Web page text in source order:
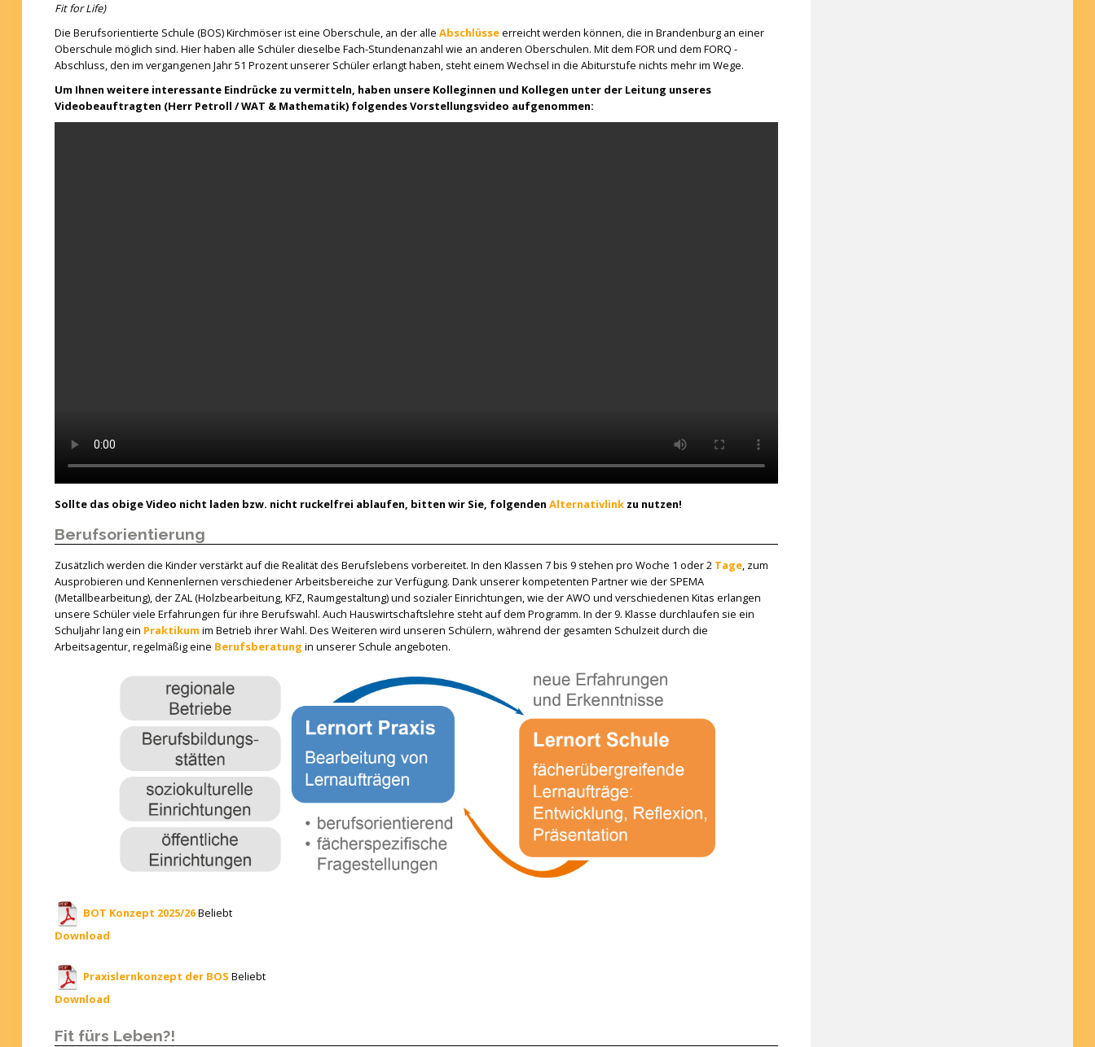
Fit for Life)
Die Berufsorientierte Schule (BOS) Kirchmöser ist eine Oberschule, an der alle Abschlüsseerreicht werden können, die in Brandenburg an einer
Oberschule möglich sind. Hier haben alle Schüler dieselbe Fach-Stundenanzahl wie an anderen Oberschulen. Mit dem FOR und dem FORQ -
Abschluss, den im vergangenen Jahr 51 Prozent unserer Schüler erlangt haben, steht einem Wechsel in die Abiturstufe nichts mehr im Wege.
Um Ihnen weitere interessante Eindrücke zu vermitteln, haben unsere Kolleginnen und Kollegen unter der Leitung unseres
Videobeauftragten (Herr Petroll / WAT & Mathematik) folgendes Vorstellungsvideo aufgenommen:
Sollte das obige Video nicht laden bzw. nicht ruckelfrei ablaufen, bitten wir Sie, folgenden Alternativlinkzu nutzen!
Berufsorientierung
Zusätzlich werden die Kinder verstärkt auf die Realität des Berufslebens vorbereitet. In den Klassen 7 bis 9 stehen pro Woche 1 oder 2 Tage, zum
Ausprobieren und Kennenlernen verschiedener Arbeitsbereiche zur Verfügung. Dank unserer kompetenten Partner wie der SPEMA
(Metallbearbeitung), der ZAL (Holzbearbeitung, KFZ, Raumgestaltung) und sozialer Einrichtungen, wie der AWO und verschiedenen Kitas erlangen
unsere Schüler viele Erfahrungen für ihre Berufswahl. Auch Hauswirtschaftslehre steht auf dem Programm. In der 9. Klasse durchlaufen sie ein
Schuljahr lang ein Praktikum im Betrieb ihrer Wahl. Des Weiteren wird unseren Schülern, während der gesamten Schulzeit durch die
Arbeitsagentur, regelmäßig eine Berufsberatung in unserer Schule angeboten.
BOT Konzept 2025/26Beliebt
Download
Praxislernkonzept der BOS Beliebt
Download
Fit fürs Leben?!